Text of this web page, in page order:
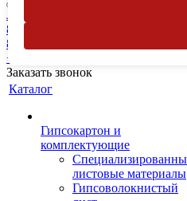
Личный кабинет
8-800-775-59-89
8-800-775-59-89
+7 918 754-83-77
Заказать звонок
Каталог
Гипсокартон и
комплектующие
листовые материалы
Гипсоволокнистый